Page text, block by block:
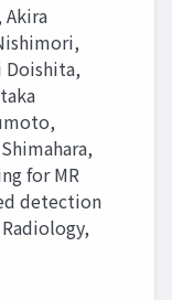
Akira
Doishita,
for MR
detection